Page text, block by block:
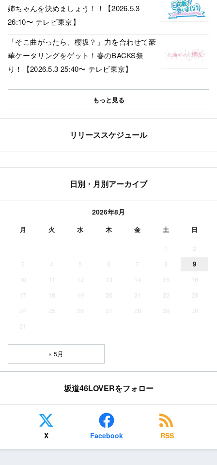
姉ちゃんを決めましょう！！【2026.5.3
26:10〜 テレビ東京】
「そこ曲がったら、櫻坂？」力を合わせて豪
華ケータリングをゲット！春のBACKS祭
り！【2026.5.3 25:40〜 テレビ東京】
もっと見る
リリーススケジュール
日別・月別アーカイブ
2026年8月
月 火 水 木 金 土 日
1
2
3
4 5 6 7 8
9
10
11 12 13 14 15
16
17
18 19 20 21 22
23
24
25 26 27 28 29
30
31
« 5月
坂道46LOVERをフォロー
X Facebook RSS